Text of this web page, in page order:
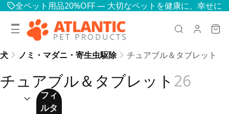
全ペット用品20%OFF — 大切なペットを健康に、幸せに
犬 ノミ・マダニ・寄生虫駆除 チュアブル＆タブレット
チュアブル＆タブレット 26
(任意)
フィ
ルタ